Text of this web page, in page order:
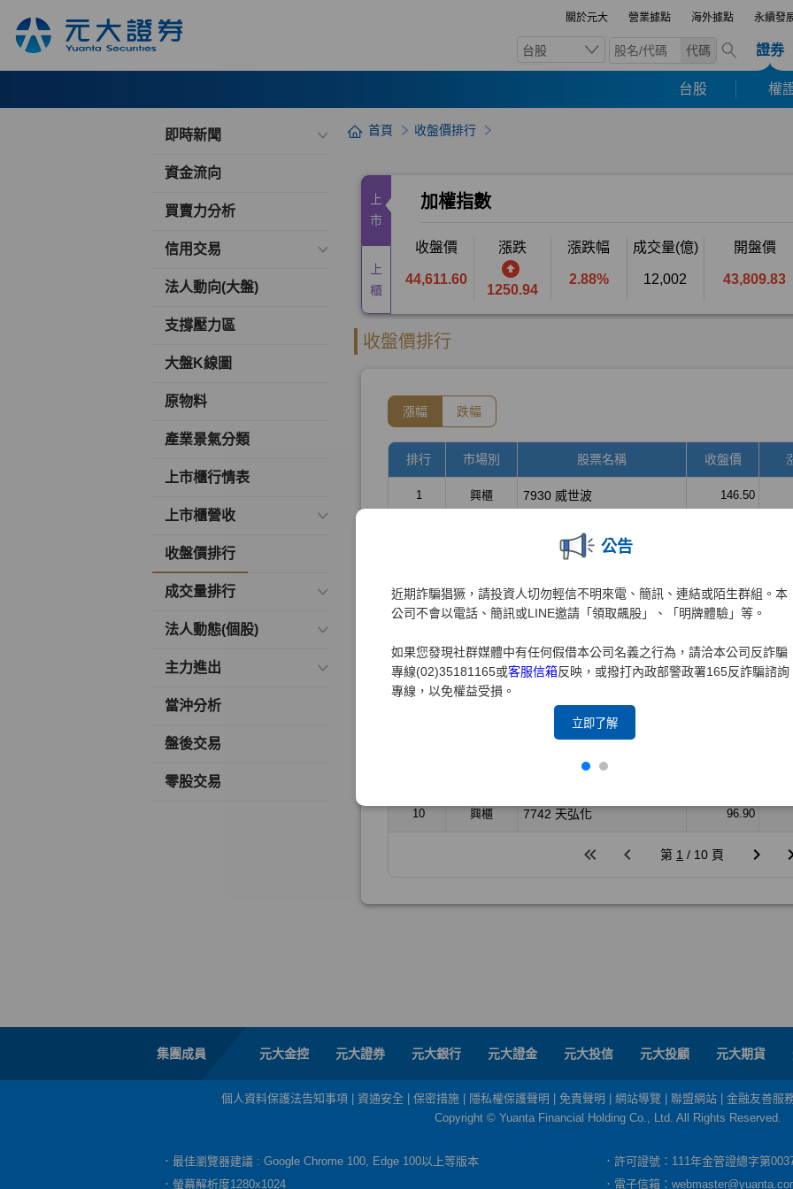
關於元大 營業據點 海外據點 永續發
台股 代碼 證券
台股 權
公告
近期詐騙猖獗，請投資人切勿輕信不明來電、簡訊、連結或陌生群組。本
公司不會以電話、簡訊或LINE邀請「領取飆股」、「明牌體驗」等。
如果您發現社群媒體中有任何假借本公司名義之行為，請洽本公司反詐騙
專線(02)35181165或客服信箱反映，或撥打內政部警政署165反詐騙諮詢
專線，以免權益受損。
立即了解
即時新聞
資金流向
買賣力分析
信用交易
法人動向(大盤)
支撐壓力區
大盤K線圖
原物料
產業景氣分類
上市櫃行情表
上市櫃營收
收盤價排行
成交量排行
法人動態(個股)
主力進出
當沖分析
盤後交易
零股交易
首頁 收盤價排行
集團成員 元大金控 元大證券 元大銀行 元大證金 元大投信 元大投顧 元大期貨
個人資料保護法告知事項 資通安全 保密措施 隱私權保護聲明 免責聲明 網站導覽 聯盟網站
金融友善服
Copyright © Yuanta Financial Holding Co., Ltd. All Rights Reserved.
．最佳瀏覽器建議 : Google Chrome 100, Edge 100以上等版本
．許可證號：111年金管證總字第
．螢幕解析度1280x1024
．電子信箱：